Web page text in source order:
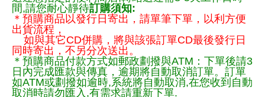
間,請您耐心靜待訂購須知:
＊預購商品以發行日寄出，請單筆下單，以利方便
出貨流程，
如與其它CD併購，將與該張訂單CD最後發行日
同時寄出，不另分次送出。
＊預購商品付款方式如郵政劃撥與ATM：下單後請3
日內完成匯款與傳真，逾期將自動取消訂單。訂單
如ATM或劃撥如逾時,系統將自動取消,在您收到自動
取消時請勿匯入,有需求請重新下單.